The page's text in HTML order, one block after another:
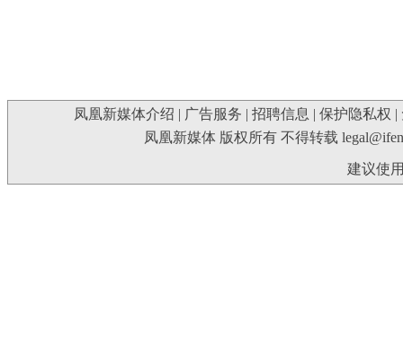
凤凰新媒体介绍 | 广告服务 | 招聘信息 | 保护隐私权 |
凤凰新媒体 版权所有 不得转载
建议使